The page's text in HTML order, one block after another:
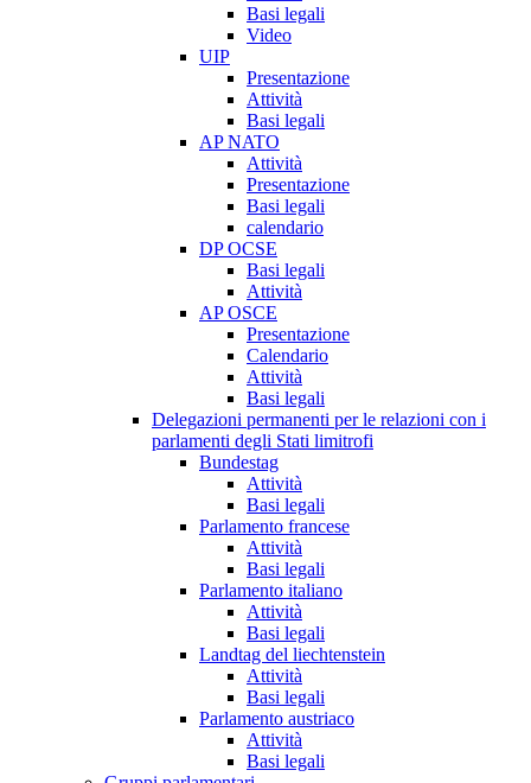
Basi legali
Video
UIP
Presentazione
Attività
Basi legali
AP NATO
Attività
Presentazione
Basi legali
calendario
DP OCSE
Basi legali
Attività
AP OSCE
Presentazione
Calendario
Attività
Basi legali
Delegazioni permanenti per le relazioni con i
parlamenti degli Stati limitrofi
Bundestag
Attività
Basi legali
Parlamento francese
Attività
Basi legali
Parlamento italiano
Attività
Basi legali
Landtag del liechtenstein
Attività
Basi legali
Parlamento austriaco
Attività
Basi legali